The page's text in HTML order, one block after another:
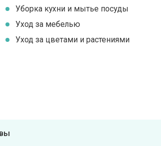
Уборка кухни и мытье посуды
Уход за мебелью
Уход за цветами и растениями